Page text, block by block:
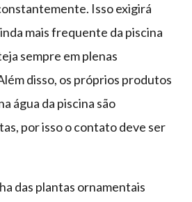
Isso exigirá
mais frequente da piscina
sempre em plenas
disso, os próprios produtos
água da piscina são
por isso o contato deve ser
das plantas ornamentais